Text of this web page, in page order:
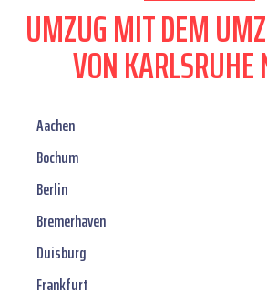
UMZUG MIT DEM
VON KARLSRUHE
Aachen
Bochum
Berlin
Bremerhaven
Duisburg
Frankfurt